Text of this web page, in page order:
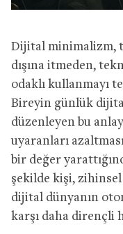
Dijital minimalizm,
dışına itmeden,
odaklı kullanmayı
Bireyin günlük
düzenleyen bu
uyaranları
bir değer
şekilde kişi,
dijital dünyanın
karşı daha dirençli